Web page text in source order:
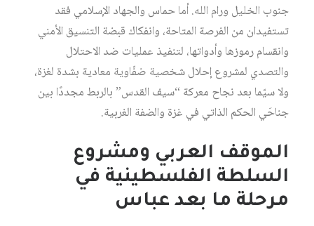
جنوب الخليل ورام الله. أما حماس والجهاد الإسلامي فقد
تستفيدان من الفرصة المتاحة، وانفكاك قبضة التنسيق الأمني
وانقسام رموزها وأدواتها، لتنفيذ عمليات ضد الاحتلال
والتصدي لمشروع إحلال شخصية ضفّاوية معادية بشدة لغزة،
ولا سيّما بعد نجاح معركة “سيف القدس” بالربط مجددًا بين
جناحَي الحكم الذاتي في غزة والضفة الغربية.
الموقف العربي ومشروع
السلطة الفلسطينية في
مرحلة ما بعد عباس